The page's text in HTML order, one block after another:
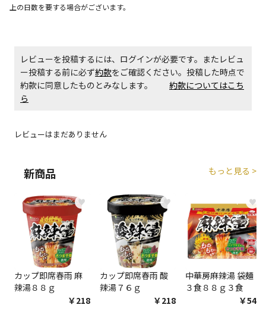
上の日数を要する場合がございます。
レビューを投稿するには、ログインが必要です。またレビュ
ー投稿する前に必ず約款をご確認ください。投稿した時点で
約款に同意したものとみなします。 約款についてはこち
ら
レビューはまだありません
新商品 もっと見る >
♥
カップ即席春雨 麻
辣湯８８ｇ
￥218
♥
カップ即席春雨 酸
辣湯７６ｇ
￥218
♥
中華房麻辣湯 袋麺
３食８８ｇ３食
￥548